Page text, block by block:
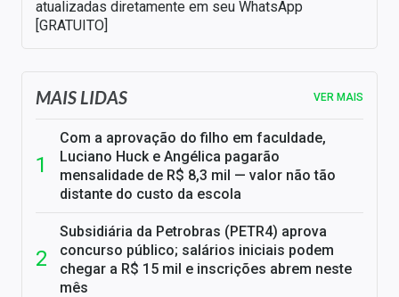
atualizadas diretamente em seu WhatsApp
[GRATUITO]
MAIS LIDAS VER MAIS
Com a aprovação do filho em faculdade,
Luciano Huck e Angélica pagarão
mensalidade de R$ 8,3 mil — valor não tão
distante do custo da escola
Subsidiária da Petrobras (PETR4) aprova
concurso público; salários iniciais podem
chegar a R$ 15 mil e inscrições abrem neste
mês